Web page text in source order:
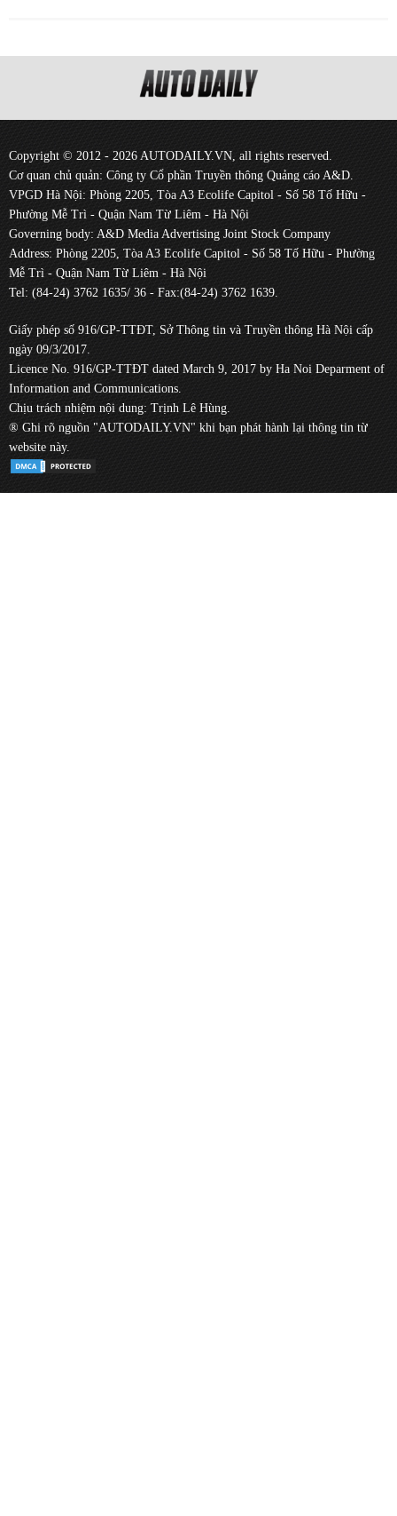
Copyright © 2012 - 2026 AUTODAILY.VN, all rights reserved.
Cơ quan chủ quản: Công ty Cổ phần Truyền thông Quảng cáo A&D.
VPGD Hà Nội: Phòng 2205, Tòa A3 Ecolife Capitol - Số 58 Tố Hữu -
Phường Mễ Trì - Quận Nam Từ Liêm - Hà Nội
Governing body: A&D Media Advertising Joint Stock Company
Address: Phòng 2205, Tòa A3 Ecolife Capitol - Số 58 Tố Hữu - Phường
Mễ Trì - Quận Nam Từ Liêm - Hà Nội
Tel: (84-24) 3762 1635/ 36 - Fax:(84-24) 3762 1639.
Giấy phép số 916/GP-TTĐT, Sở Thông tin và Truyền thông Hà Nội cấp
ngày 09/3/2017.
Licence No. 916/GP-TTĐT dated March 9, 2017 by Ha Noi Deparment of
Information and Communications.
Chịu trách nhiệm nội dung: Trịnh Lê Hùng.
® Ghi rõ nguồn "AUTODAILY.VN" khi bạn phát hành lại thông tin từ
website này.